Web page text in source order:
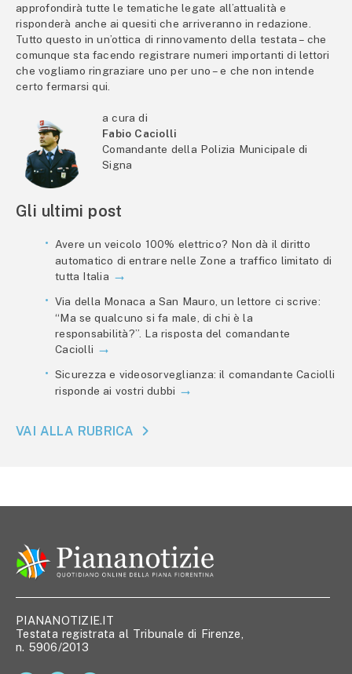
approfondirà tutte le tematiche legate all’attualità e
risponderà anche ai quesiti che arriveranno in redazione.
Tutto questo in un’ottica di rinnovamento della testata – che
comunque sta facendo registrare numeri importanti di lettori
che vogliamo ringraziare uno per uno – e che non intende
certo fermarsi qui.
a cura di
Fabio Caciolli
Comandante della Polizia Municipale di
Signa
Gli ultimi post
Avere un veicolo 100% elettrico? Non dà il diritto
automatico di entrare nelle Zone a traffico limitato di
tutta Italia
Via della Monaca a San Mauro, un lettore ci scrive:
“Ma se qualcuno si fa male, di chi è la
responsabilità?”. La risposta del comandante
Caciolli
Sicurezza e videosorveglianza: il comandante Caciolli
risponde ai vostri dubbi
VAI ALLA RUBRICA
PIANANOTIZIE.IT
Testata registrata al Tribunale di Firenze,
n. 5906/2013